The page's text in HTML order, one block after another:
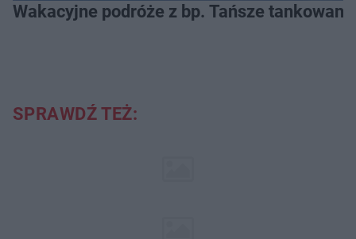
Wakacyjne podróże z bp. Tańsze
SPRAWDŹ TEŻ: